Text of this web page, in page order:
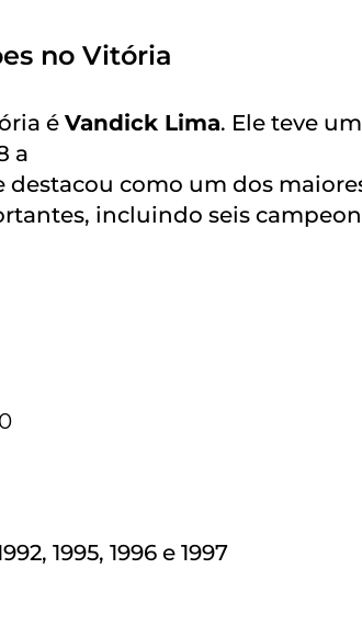
no Vitória
é Vandick Lima. Ele teve
a
destacou como um dos
incluindo seis
1995, 1996 e 1997